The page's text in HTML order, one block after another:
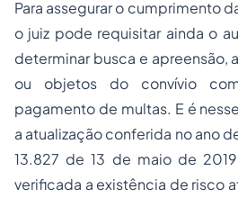
Para assegurar o cumprimento
o juiz pode requisitar ainda o
determinar busca e apreensão,
ou objetos do convívio
pagamento de multas. E é
a atualização conferida no ano
13.827 de 13 de maio de
verificada a existência de risco